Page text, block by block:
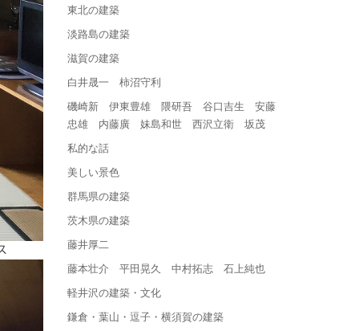
東北の建築
淡路島の建築
滋賀の建築
白井晟一 柿沼守利
磯崎新 伊東豊雄 隈研吾 谷口吉生 安藤
忠雄 内藤廣 妹島和世 西沢立衛 坂茂
私的な話
美しい景色
群馬県の建築
茨木県の建築
藤井厚二
藤本壮介 平田晃久 中村拓志 石上純也
軽井沢の建築・文化
鎌倉・葉山・逗子・横須賀の建築